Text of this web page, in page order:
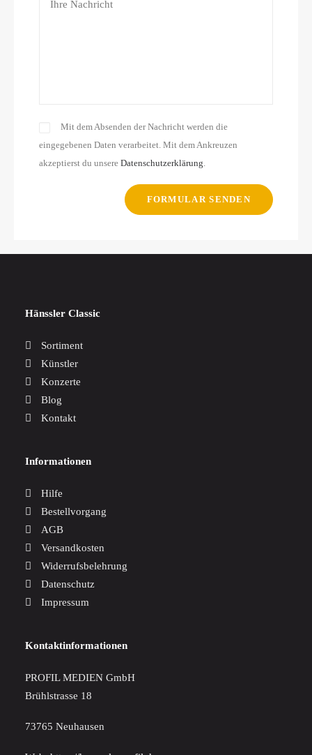
Mit dem Absenden der Nachricht werden die
eingegebenen Daten verarbeitet. Mit dem Ankreuzen
akzeptierst du unsere Datenschutzerklärung.
Hänssler Classic
Sortiment
Künstler
Konzerte
Blog
Kontakt
Informationen
Hilfe
Bestellvorgang
AGB
Versandkosten
Widerrufsbelehrung
Datenschutz
Impressum
Kontaktinformationen
PROFIL MEDIEN GmbH
Brühlstrasse 18
73765 Neuhausen